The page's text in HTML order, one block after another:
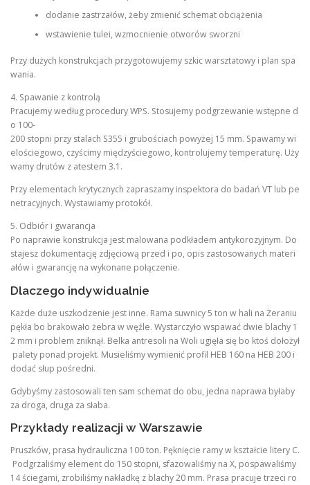
dodanie zastrzałów, żeby zmienić schemat obciążenia
wstawienie tulei, wzmocnienie otworów sworzni
Przy dużych konstrukcjach przygotowujemy szkic warsztatowy i plan spa
wania.
4. Spawanie z kontrolą
Pracujemy według procedury WPS. Stosujemy podgrzewanie wstępne d
o 100-
200 stopni przy stalach S355 i grubościach powyżej 15 mm. Spawamy wi
elościegowo, czyścimy międzyściegowo, kontrolujemy temperaturę. Uży
wamy drutów z atestem 3.1.
Przy elementach krytycznych zapraszamy inspektora do badań VT lub pe
netracyjnych. Wystawiamy protokół.
5. Odbiór i gwarancja
Po naprawie konstrukcja jest malowana podkładem antykorozyjnym. Do
stajesz dokumentację zdjęciową przed i po, opis zastosowanych materi
ałów i gwarancję na wykonane połączenie.
Dlaczego indywidualnie
Każde duże uszkodzenie jest inne. Rama suwnicy 5 ton w hali na Żeraniu
pękła bo brakowało żebra w węźle. Wystarczyło wspawać dwie blachy 1
2 mm i problem zniknął. Belka antresoli na Woli ugięła się bo ktoś dołożył
palety ponad projekt. Musieliśmy wymienić profil HEB 160 na HEB 200 i
dodać słup pośredni.
Gdybyśmy zastosowali ten sam schemat do obu, jedna naprawa byłaby
za droga, druga za słaba.
Przykłady realizacji w Warszawie
Pruszków, prasa hydrauliczna 100 ton. Pęknięcie ramy w kształcie litery C.
Podgrzaliśmy element do 150 stopni, sfazowaliśmy na X, pospawaliśmy
14 ściegami, zrobiliśmy nakładkę z blachy 20 mm. Prasa pracuje trzeci ro